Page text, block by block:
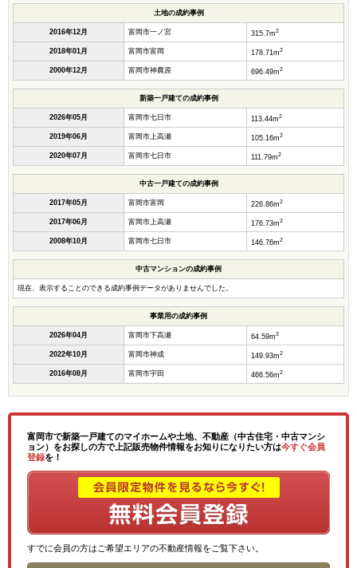
土地の成約事例
2016年12月 富岡市一ノ宮 315.7m2
2018年01月 富岡市富岡 178.71m2
2000年12月 富岡市神農原 696.49m2
新築一戸建ての成約事例
2026年05月 富岡市七日市 113.44m2
2019年06月 富岡市上高瀬 105.16m2
2020年07月 富岡市七日市 111.79m2
中古一戸建ての成約事例
2017年05月 富岡市富岡 226.86m2
2017年06月 富岡市上高瀬 176.73m2
2008年10月 富岡市七日市 146.76m2
中古マンションの成約事例
現在、表示することのできる成約事例データがありませんでした。
事業用の成約事例
2026年04月 富岡市下高瀬 64.59m2
2022年10月 富岡市神成 149.93m2
2016年08月 富岡市宇田 466.56m2
富岡市で新築一戸建てのマイホームや土地、不動産（中古住宅・中古マンシ
ョン）をお探しの方で上記販売物件情報をお知りになりたい方は今すぐ会員
登録を！
すでに会員の方はご希望エリアの不動産情報をご覧下さい。